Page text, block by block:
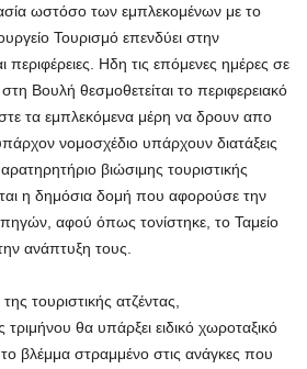
ωστόσο των εμπλεκομένων με το
Τουρισμό επενδύει στην
περιφέρειες. Ηδη τις επόμενες ημέρες σε
Βουλή θεσμοθετείται το περιφερειακό
τα εμπλεκόμενα μέρη να δρουν απο
νομοσχέδιο υπάρχουν διατάξεις
βιώσιμης τουριστικής
η δημόσια δομή που αφορούσε την
αφού όπως τονίστηκε, το Ταμείο
ανάπτυξη τους.
τουριστικής ατζέντας,
τριμήνου θα υπάρξει ειδικό χωροταξικό
βλέμμα στραμμένο στις ανάγκες που